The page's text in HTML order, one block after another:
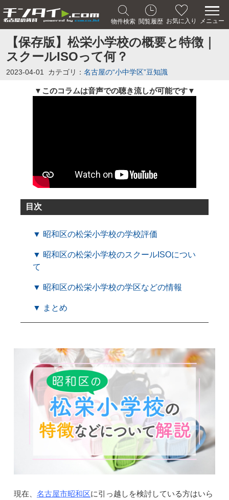
物件検索 閲覧履歴 お気に入り メニュー
【保存版】松栄小学校の概要と特徴｜
スクールISOって何？
2023-04-01 カテゴリ： 名古屋の“小中学区”豆知識
▼ このコラムは音声での聴き流しが可能です▼
目次
▼ 昭和区の松栄小学校の学校評価
▼ 昭和区の松栄小学校のスクールISOについ
て
▼ 昭和区の松栄小学校の学区などの情報
▼ まとめ
現在、 名古屋市昭和区に引っ越しを検討している方はいら